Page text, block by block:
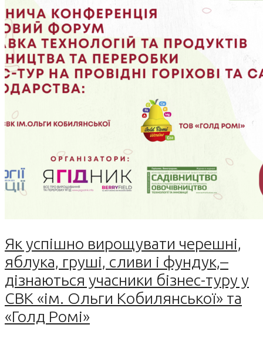
Як успішно вирощувати черешні,
яблука, груші, сливи і фундук,–
дізнаються учасники бізнес-туру у
СВК «ім. Ольги Кобилянської» та
«Голд Ромі»